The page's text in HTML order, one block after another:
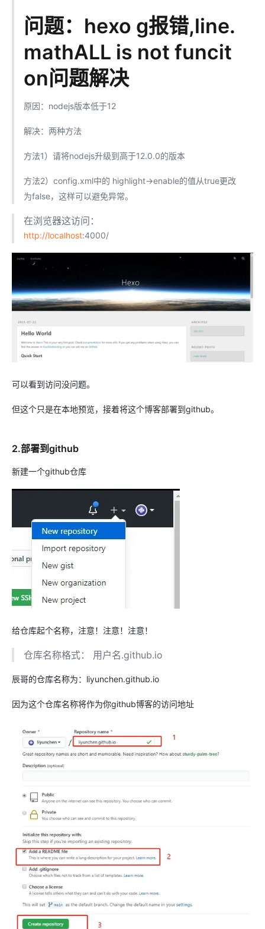
问题：hexo g报错,line.
mathALL is not funcit
on问题解决
原因：nodejs版本低于12
解决：两种方法
方法1）请将nodejs升级到高于12.0.0的版本
方法2）config.xml中的 highlight->enable的值从true更改
为false，这样可以避免异常。
在浏览器这访问：
http://localhost:4000/
可以看到访问没问题。
但这个只是在本地预览，接着将这个博客部署到github。
2.部署到github
新建一个github仓库
给仓库起个名称，注意！注意！注意！
仓库名称格式： 用户名.github.io
辰哥的仓库名称为：liyunchen.github.io
因为这个仓库名称将作为你github博客的访问地址